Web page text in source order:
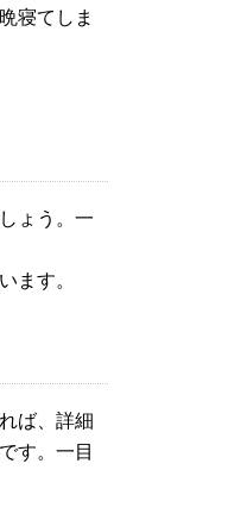
寝てしま
ょう。一
ます。
ば、詳細
す。一目